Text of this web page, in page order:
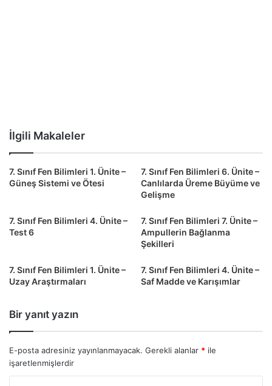
İlgili Makaleler
7. Sınıf Fen Bilimleri 1. Ünite –
Güneş Sistemi ve Ötesi
7. Sınıf Fen Bilimleri 6. Ünite –
Canlılarda Üreme Büyüme ve
Gelişme
7. Sınıf Fen Bilimleri 4. Ünite –
Test 6
7. Sınıf Fen Bilimleri 7. Ünite –
Ampullerin Bağlanma
Şekilleri
7. Sınıf Fen Bilimleri 1. Ünite –
Uzay Araştırmaları
7. Sınıf Fen Bilimleri 4. Ünite –
Saf Madde ve Karışımlar
Bir yanıt yazın
E-posta adresiniz yayınlanmayacak. Gerekli alanlar * ile
işaretlenmişlerdir